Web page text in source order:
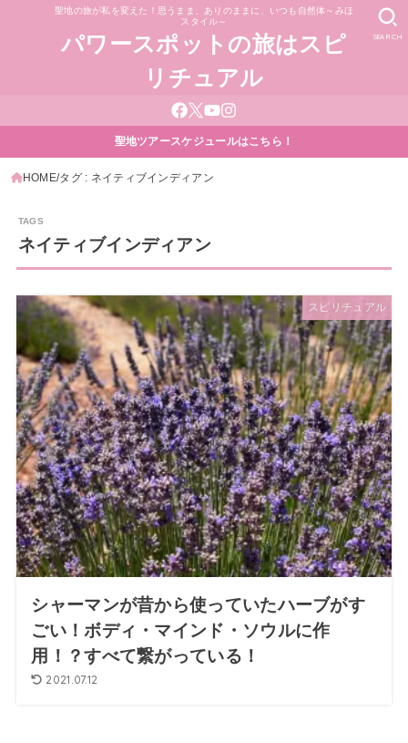
聖地の旅が私を変えた！思うまま、ありのままに、いつも自然体～みほ
スタイル～
パワースポットの旅はスピ
リチュアル
SEARCH
聖地ツアースケジュールはこちら！
HOME タグ : ネイティブインディアン
ネイティブインディアン
スピリチュアル
シャーマンが昔から使っていたハーブがす
ごい！ボディ・マインド・ソウルに作
用！？すべて繋がっている！
2021.07.12